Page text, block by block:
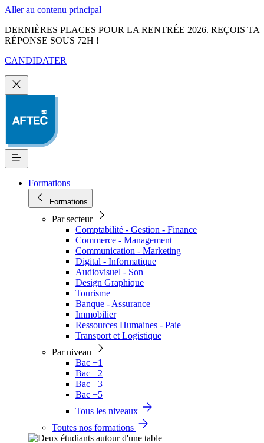
Aller au contenu principal
DERNIÈRES PLACES POUR LA RENTRÉE 2026. REÇOIS TA
RÉPONSE SOUS 72H !
CANDIDATER
Formations
Formations
Par secteur
Comptabilité - Gestion - Finance
Commerce - Management
Communication - Marketing
Digital - Informatique
Audiovisuel - Son
Design Graphique
Tourisme
Banque - Assurance
Immobilier
Ressources Humaines - Paie
Transport et Logistique
Par niveau
Bac +1
Bac +2
Bac +3
Bac +5
Tous les niveaux
Toutes nos formations